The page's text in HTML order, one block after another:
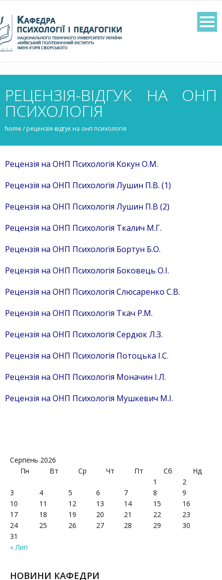
РЕЦЕНЗІЯ-ВІДГУК НА ОНП
ПСИХОЛОГІЯ
home/ рецензія-відгук на онп психологія
Рецензія на ОНП Психологія Кокун О.М.
Рецензія на ОНП Психологія Лушин П.В. (1)
Рецензія на ОНП Психологія Лушин П.В (2)
Рецензія на ОНП Психологія Ткалич М.Г.
Рецензія на ОНП Психологія Бортун Б.О.
Рецензія на ОНП Психологія Боковець О.І.
Рецензія на ОНП Психологія Слюсаренко С.В.
Рецензія на ОНП Психологія Ткач Р.М.
Рецензія на ОНП Психологія Сердюк Л.З.
Рецензія на ОНП Психологія Потоцька І.С.
Рецензія на ОНП Психологія Моначин І.Л.
Рецензія на ОНП Психологія Мушкевич М.І.
Серпень 2026
Пн
Вт Ср Чт Пт Сб Нд
« Лип
1
2
3
4 5 6 7 8
9
10
11 12 13 14 15
16
17
18 19 20 21 22
23
24
25 26 27 28 29
30
31
НОВИНИ КАФЕДРИ